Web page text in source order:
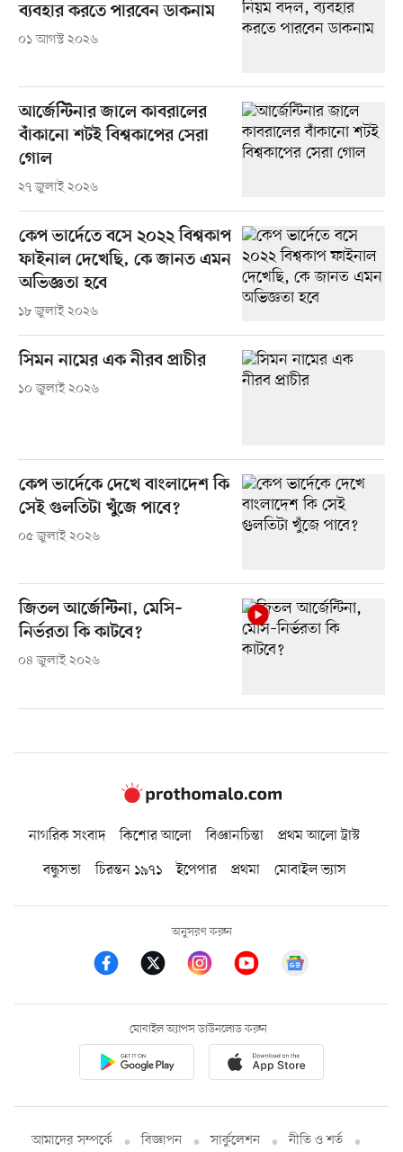
ব্যবহার করতে পারবেন ডাকনাম
০১ আগস্ট ২০২৬
আর্জেন্টিনার জালে কাবরালের
বাঁকানো শটই বিশ্বকাপের সেরা
গোল
২৭ জুলাই ২০২৬
কেপ ভার্দেতে বসে ২০২২ বিশ্বকাপ
ফাইনাল দেখেছি, কে জানত এমন
অভিজ্ঞতা হবে
১৮ জুলাই ২০২৬
সিমন নামের এক নীরব প্রাচীর
১০ জুলাই ২০২৬
কেপ ভার্দেকে দেখে বাংলাদেশ কি
সেই গুলতিটা খুঁজে পাবে?
০৫ জুলাই ২০২৬
জিতল আর্জেন্টিনা, মেসি–
নির্ভরতা কি কাটবে?
০৪ জুলাই ২০২৬
নাগরিক সংবাদ কিশোর আলো বিজ্ঞানচিন্তা
প্রথম আলো ট্রাস্ট
বন্ধুসভা
চিরন্তন ১৯৭১ ইপেপার প্রথমা মোবাইল ভ্যাস
অনুসরণ করুন
মোবাইল অ্যাপস ডাউনলোড করুন
আমাদের সম্পর্কে বিজ্ঞাপন সার্কুলেশন নীতি ও শর্ত